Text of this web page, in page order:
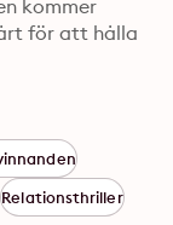
kommer
för att hålla
Relationsthriller